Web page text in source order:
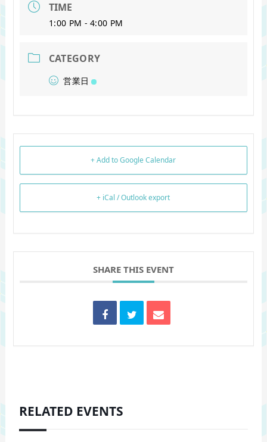
TIME
1:00 PM - 4:00 PM
CATEGORY
営業日
+ Add to Google Calendar
+ iCal / Outlook export
SHARE THIS EVENT
RELATED EVENTS